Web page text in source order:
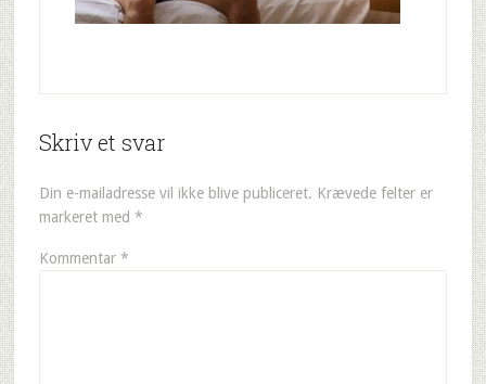
Skriv et svar
Din e-mailadresse vil ikke blive publiceret. Krævede felter er
markeret med *
Kommentar *